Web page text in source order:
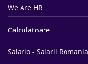
We Are HR
Calculatoare
Salario - Salarii Romania